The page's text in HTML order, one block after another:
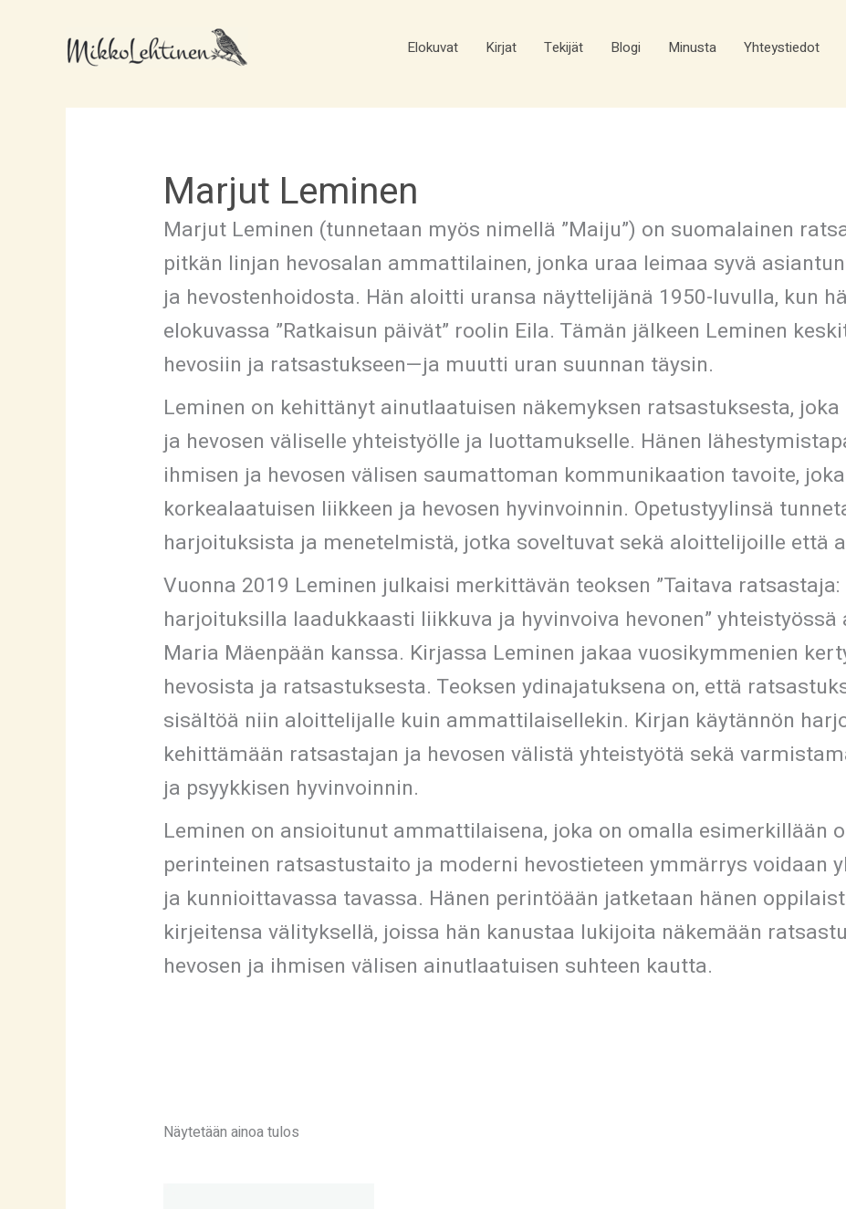
Elokuvat Kirjat Tekijät Blogi Minusta Yhteystiedot
Marjut Leminen
Marjut Leminen (tunnetaan myös nimellä ”Maiju”) on suomalainen
pitkän linjan hevosalan ammattilainen, jonka uraa leimaa syvä
ja hevostenhoidosta. Hän aloitti uransa näyttelijänä 1950-luvulla, kun
elokuvassa ”Ratkaisun päivät” roolin Eila. Tämän jälkeen Leminen
hevosiin ja ratsastukseen—ja muutti uran suunnan täysin.
Leminen on kehittänyt ainutlaatuisen näkemyksen ratsastuksesta,
ja hevosen väliselle yhteistyölle ja luottamukselle. Hänen
ihmisen ja hevosen välisen saumattoman kommunikaation tavoite,
korkealaatuisen liikkeen ja hevosen hyvinvoinnin. Opetustyylinsä
harjoituksista ja menetelmistä, jotka soveltuvat sekä aloittelijoille että
Vuonna 2019 Leminen julkaisi merkittävän teoksen ”Taitava ratsastaja:
harjoituksilla laadukkaasti liikkuva ja hyvinvoiva hevonen”
Maria Mäenpään kanssa. Kirjassa Leminen jakaa vuosikymmenien
hevosista ja ratsastuksesta. Teoksen ydinajatuksena on, että
sisältöä niin aloittelijalle kuin ammattilaisellekin. Kirjan käytännön
kehittämään ratsastajan ja hevosen välistä yhteistyötä sekä
ja psyykkisen hyvinvoinnin.
Leminen on ansioitunut ammattilaisena, joka on omalla esimerkillään
perinteinen ratsastustaito ja moderni hevostieteen ymmärrys voidaan
ja kunnioittavassa tavassa. Hänen perintöään jatketaan hänen
kirjeitensa välityksellä, joissa hän kanustaa lukijoita näkemään
hevosen ja ihmisen välisen ainutlaatuisen suhteen kautta.
Näytetään ainoa tulos